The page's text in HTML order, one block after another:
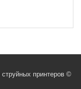
принтеров ©